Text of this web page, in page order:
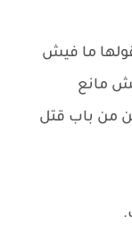
ما فيش
مانع
من باب قتل